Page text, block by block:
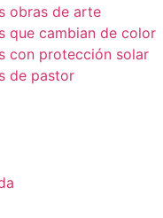
obras de arte
que cambian de color
con protección solar
de pastor